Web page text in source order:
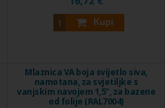
Kupi
Mlaznica VA boja svijetlo siva,
namotana, za svjetiljke s
vanjskim navojem 1,5", za bazene
od folije (RAL7004)